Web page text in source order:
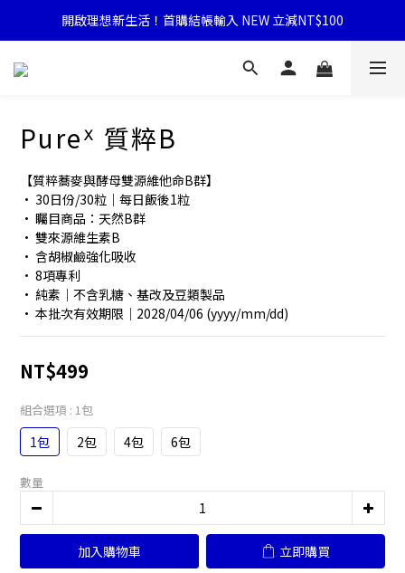
開啟理想新生活！首購結帳輸入 NEW 立減NT$100
Pureᕽ 質粹B
【質粹蕎麥與酵母雙源維他命B群】
• 30日份/30粒｜每日飯後1粒
• 矚目商品：天然B群
• 雙來源維生素B
• 含胡椒鹼強化吸收
• 8項專利
• 純素｜不含乳糖、基改及豆類製品
• 本批次有效期限｜2028/04/06 (yyyy/mm/dd)
NT$499
組合選項 : 1包
1包 2包 4包 6包
數量
加入購物車 立即購買